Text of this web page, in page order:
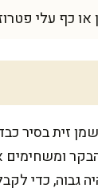
זית בסיר
גבוה, כדי